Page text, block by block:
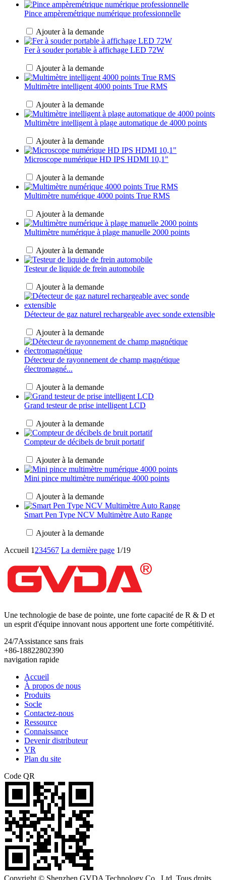
Pince ampèremétrique numérique professionnelle
Ajouter à la demande
Fer à souder portable à affichage LED 72W
Ajouter à la demande
Multimètre intelligent 4000 points True RMS
Ajouter à la demande
Multimètre intelligent à plage automatique de 4000 points
Ajouter à la demande
Microscope numérique HD IPS HDMI 10,1"
Ajouter à la demande
Multimètre numérique 4000 points True RMS
Ajouter à la demande
Multimètre numérique à plage manuelle 2000 points
Ajouter à la demande
Testeur de liquide de frein automobile
Ajouter à la demande
Détecteur de gaz naturel rechargeable avec sonde extensible
Ajouter à la demande
Détecteur de rayonnement de champ magnétique
électromagné...
Ajouter à la demande
Grand testeur de prise intelligent LCD
Ajouter à la demande
Compteur de décibels de bruit portatif
Ajouter à la demande
Mini pince multimètre numérique 4000 points
Ajouter à la demande
Smart Pen Type NCV Multimètre Auto Range
Ajouter à la demande
Accueil 1 234567 La dernière page 1/19
Une technologie de base de pointe, une forte capacité de R & D et
un esprit d'équipe innovant nous apportent une forte compétitivité.
24/7Assistance sans frais
+86-18822802390
navigation rapide
Accueil
À propos de nous
Produits
Socle
Contactez-nous
Ressource
Connaissance
Devenir distributeur
VR
Plan du site
Code QR
Copyright © Shenzhen GVDA Technology Co., Ltd. Tous droits